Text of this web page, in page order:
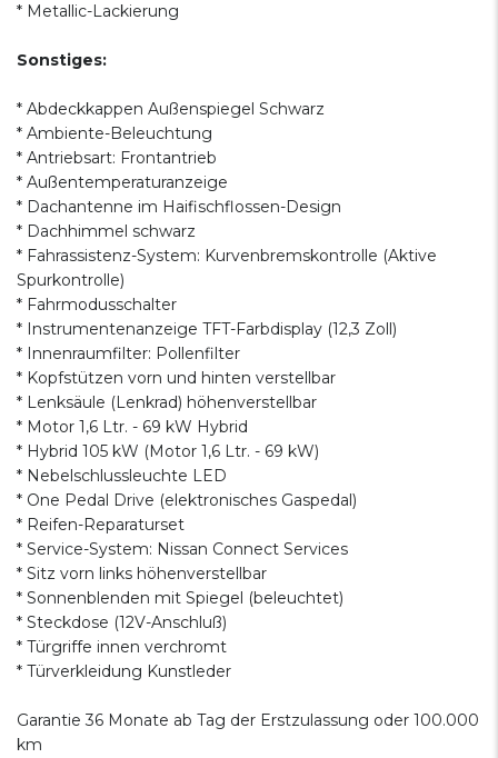
* Metallic-Lackierung
Sonstiges:
* Abdeckkappen Außenspiegel Schwarz
* Ambiente-Beleuchtung
* Antriebsart: Frontantrieb
* Außentemperaturanzeige
* Dachantenne im Haifischflossen-Design
* Dachhimmel schwarz
* Fahrassistenz-System: Kurvenbremskontrolle (Aktive
Spurkontrolle)
* Fahrmodusschalter
* Instrumentenanzeige TFT-Farbdisplay (12,3 Zoll)
* Innenraumfilter: Pollenfilter
* Kopfstützen vorn und hinten verstellbar
* Lenksäule (Lenkrad) höhenverstellbar
* Motor 1,6 Ltr. - 69 kW Hybrid
* Hybrid 105 kW (Motor 1,6 Ltr. - 69 kW)
* Nebelschlussleuchte LED
* One Pedal Drive (elektronisches Gaspedal)
* Reifen-Reparaturset
* Service-System: Nissan Connect Services
* Sitz vorn links höhenverstellbar
* Sonnenblenden mit Spiegel (beleuchtet)
* Steckdose (12V-Anschluß)
* Türgriffe innen verchromt
* Türverkleidung Kunstleder
Garantie 36 Monate ab Tag der Erstzulassung oder 100.000
km